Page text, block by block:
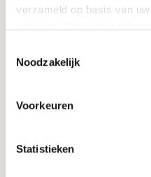
verzameld op basis van
Noodzakelijk
Voorkeuren
Statistieken
Levertijd & verzendkosten